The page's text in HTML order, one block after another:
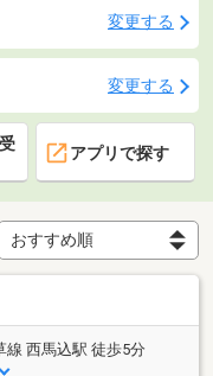
変更する
変更する
アプリで探す
線 西馬込駅 徒歩5分